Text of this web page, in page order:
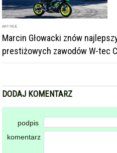
ARTYKUŁ
Marcin Głowacki znów
prestiżowych zawodów W-tec
DODAJ KOMENTARZ
podpis
komentarz